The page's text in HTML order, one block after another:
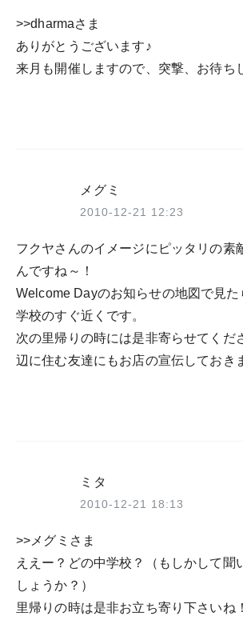
>>dharmaさま
ありがとうございます♪
来月も開催しますので、突撃、お待ち
メグミ
2010-12-21 12:23
フクヤさんのイメージにピッタリの素
んですね～！
Welcome Dayのお知らせの地図で見た
学校のすぐ近くです。
次の里帰りの時には是非寄らせてくだ
辺に住む友達にもお店の宣伝しておき
ミタ
2010-12-21 18:13
>>メグミさま
ええー？どの中学校？（もしかして聞
しょうか？）
里帰りの時は是非お立ち寄り下さいね